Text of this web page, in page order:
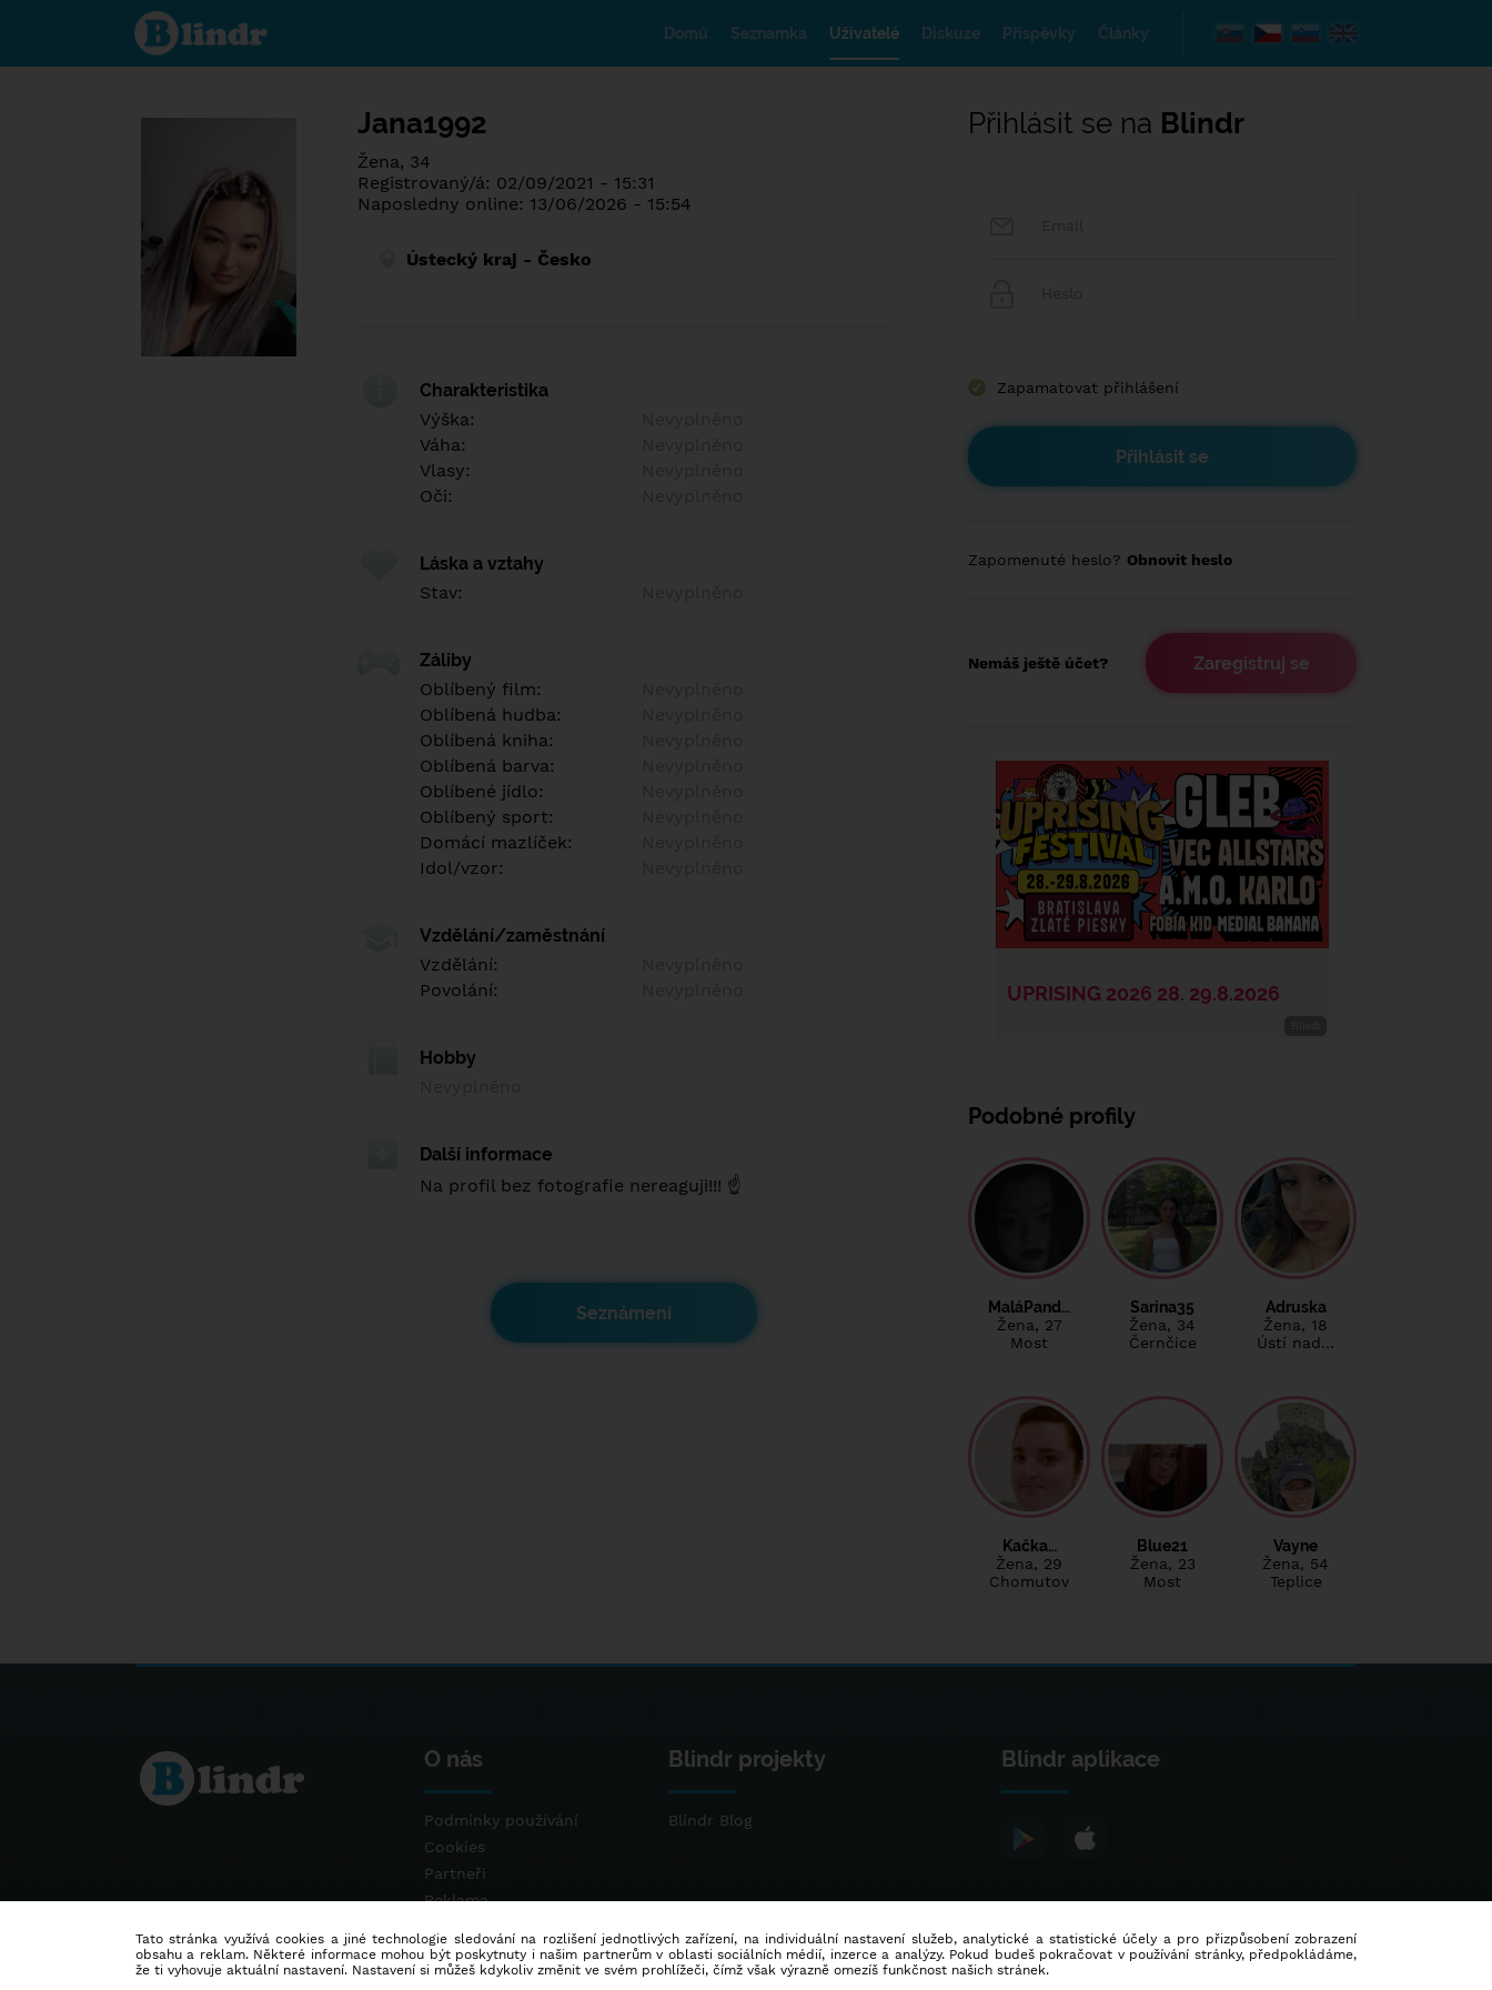
Poznej co je
pod maskou.
Seznamovací
Domů Seznamka Uživatelé Diskuze Příspěvky Články
Jana1992
Žena, 34
Registrovaný/á: 02/09/2021 - 15:31
Naposledny online: 13/06/2026 - 15:54
Ústecký kraj - Česko
Charakteristika
Výška:
Váha:
Vlasy:
Oči:
Láska a vztahy
Stav:
Záliby
Oblíbený film:
Oblíbená hudba:
Oblíbená kniha:
Oblíbená barva:
Oblíbené jídlo:
Oblíbený sport:
Domácí mazlíček:
Idol/vzor:
Vzdělání/zaměstnání
Vzdělání:
Povolání:
Hobby
Další informace
Na profil bez fotografie nereaguji!!! ☝️
Seznámení
Přihlásit se na Blindr
Zapamatovat přihlášení
Zapomenuté heslo? Obnovit heslo
Nemáš ještě účet? Zaregistruj se
Podobné profily
MaláPand…
Žena, 27
Most
Sarina35
Žena, 34
Černčice
Adruska
Žena, 18
Ústí nad…
Kačka…
Žena, 29
Chomutov
Blue21
Žena, 23
Most
Vayne
Žena, 54
Teplice
O nás
Podmínky používání
Cookies
Partneři
Reklama
Blindr projekty
Blindr Blog
Blindr aplikace
Tato stránka využívá cookies a jiné technologie sledování na rozlišení jednotlivých zařízení, na individuální nastavení služeb, analytické a statistické účely a pro přizpůsobení zobrazení
obsahu a reklam. Některé informace mohou být poskytnuty i našim partnerům v oblasti sociálních médií, inzerce a analýzy. Pokud budeš pokračovat v používání stránky, předpokládáme,
že ti vyhovuje aktuální nastavení. Nastavení si můžeš kdykoliv změnit ve svém prohlížeči, čímž však výrazně omezíš funkčnost našich stránek.